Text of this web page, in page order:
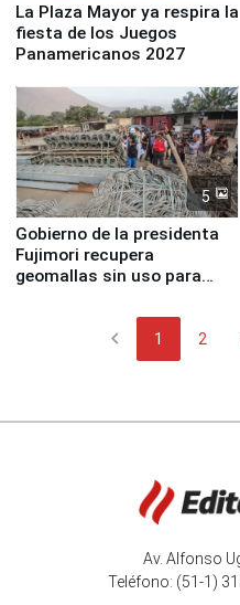
La Plaza Mayor ya respira la
fiesta de los Juegos
Panamericanos 2027
5
Gobierno de la presidenta
Fujimori recupera
geomallas sin uso para
Fenómeno El Niño
chevron_left 1 2
Av. Alfonso
Teléfono: (51-1)